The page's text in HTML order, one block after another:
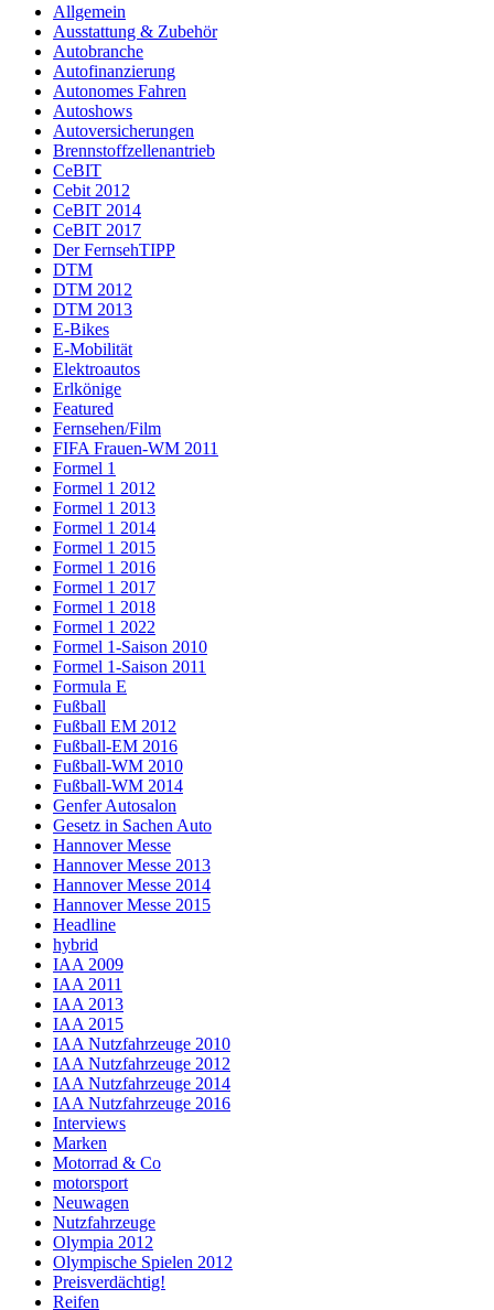
Allgemein
Ausstattung & Zubehör
Autobranche
Autofinanzierung
Autonomes Fahren
Autoshows
Autoversicherungen
Brennstoffzellenantrieb
CeBIT
Cebit 2012
CeBIT 2014
CeBIT 2017
Der FernsehTIPP
DTM
DTM 2012
DTM 2013
E-Bikes
E-Mobilität
Elektroautos
Erlkönige
Featured
Fernsehen/Film
FIFA Frauen-WM 2011
Formel 1
Formel 1 2012
Formel 1 2013
Formel 1 2014
Formel 1 2015
Formel 1 2016
Formel 1 2017
Formel 1 2018
Formel 1 2022
Formel 1-Saison 2010
Formel 1-Saison 2011
Formula E
Fußball
Fußball EM 2012
Fußball-EM 2016
Fußball-WM 2010
Fußball-WM 2014
Genfer Autosalon
Gesetz in Sachen Auto
Hannover Messe
Hannover Messe 2013
Hannover Messe 2014
Hannover Messe 2015
Headline
hybrid
IAA 2009
IAA 2011
IAA 2013
IAA 2015
IAA Nutzfahrzeuge 2010
IAA Nutzfahrzeuge 2012
IAA Nutzfahrzeuge 2014
IAA Nutzfahrzeuge 2016
Interviews
Marken
Motorrad & Co
motorsport
Neuwagen
Nutzfahrzeuge
Olympia 2012
Olympische Spielen 2012
Preisverdächtig!
Reifen